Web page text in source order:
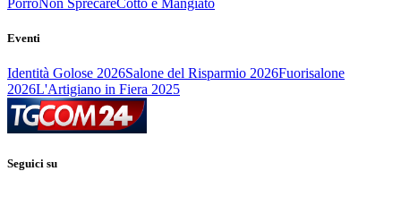
Eventi
Identità Golose 2026Salone del Risparmio 2026Fuorisalone
2026L'Artigiano in Fiera 2025
Seguici su